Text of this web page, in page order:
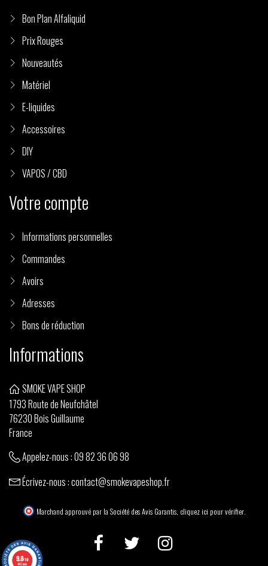
Bon Plan Alfaliquid
Prix Rouges
Nouveautés
Matériel
E-liquides
Accessoires
DIY
VAPOS / CBD
Votre compte
Informations personnelles
Commandes
Avoirs
Adresses
Bons de réduction
Informations
SMOKE VAPE SHOP
1793 Route de Neufchâtel
76230 Bois Guillaume
France
Appelez-nous :09 82 36 06 98
Écrivez-nous :contact@smokevapeshop.fr
Marchand approuvé par la Société des Avis Garantis, cliquez ici pour vérifier.
9.8/10
440 avis